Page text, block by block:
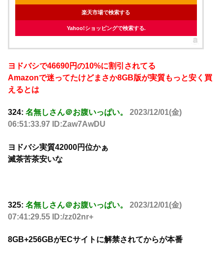
楽天市場で検索する
Yahoo!ショッピングで検索する
ヨドバシで46690円の10%に割引されてる
Amazonで迷ってたけどまさか8GB版が実質もっと安く買
えるとは
324: 名無しさん＠お腹いっぱい。
2023/12/01(金)
06:51:33.97 ID:Zaw7AwDU
ヨドバシ実質42000円位かぁ
滅茶苦茶安いな
325: 名無しさん＠お腹いっぱい。
2023/12/01(金)
07:41:29.55 ID:/zz02nr+
8GB+256GBがECサイトに解禁されてからが本番